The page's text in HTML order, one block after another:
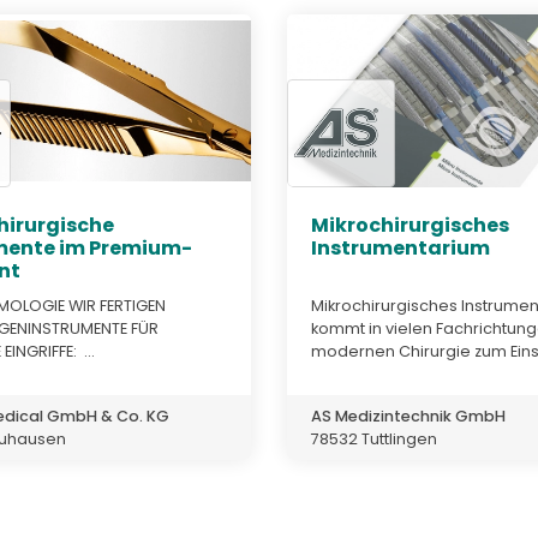
im Premium-
WIR FERTIGEN
FÜR
...
GmbH & Co. KG
Mikrochirurgisches
Instrumentarium
Mikrochirurgisches
kommt in vielen
modernen Chirurgie zum
AS Medizintechnik GmbH
78532 Tuttlingen